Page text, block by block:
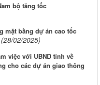
bộ tăng tốc
mặt bằng dự án cao tốc
(28/02/2025)
việc với UBND tỉnh về
cho các dự án giao thông